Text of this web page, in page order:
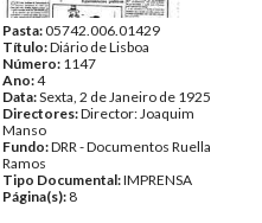
Pasta:05742.006.01429
Título:Diário de Lisboa
Número: 1147
Ano:4
Data:Sexta, 2 de Janeiro de 1925
Directores:Director: Joaquim
Manso
Fundo:DRR - Documentos Ruella
Ramos
Tipo Documental:IMPRENSA
Página(s): 8